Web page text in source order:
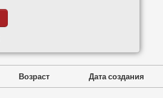
Возраст Дата создания